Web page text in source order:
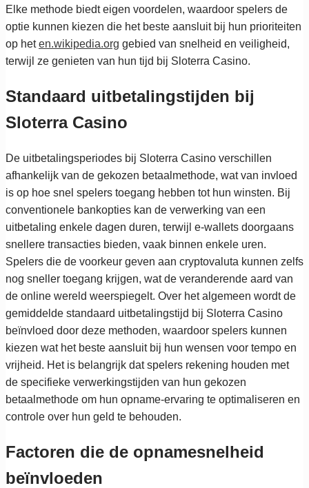
Elke methode biedt eigen voordelen, waardoor spelers de
optie kunnen kiezen die het beste aansluit bij hun prioriteiten
op heten.wikipedia.org gebied van snelheid en veiligheid,
terwijl ze genieten van hun tijd bij Sloterra Casino.
Standaard uitbetalingstijden bij
Sloterra Casino
De uitbetalingsperiodes bij Sloterra Casino verschillen
afhankelijk van de gekozen betaalmethode, wat van invloed
is op hoe snel spelers toegang hebben tot hun winsten. Bij
conventionele bankopties kan de verwerking van een
uitbetaling enkele dagen duren, terwijl e-wallets doorgaans
snellere transacties bieden, vaak binnen enkele uren.
Spelers die de voorkeur geven aan cryptovaluta kunnen zelfs
nog sneller toegang krijgen, wat de veranderende aard van
de online wereld weerspiegelt. Over het algemeen wordt de
gemiddelde standaard uitbetalingstijd bij Sloterra Casino
beïnvloed door deze methoden, waardoor spelers kunnen
kiezen wat het beste aansluit bij hun wensen voor tempo en
vrijheid. Het is belangrijk dat spelers rekening houden met
de specifieke verwerkingstijden van hun gekozen
betaalmethode om hun opname-ervaring te optimaliseren en
controle over hun geld te behouden.
Factoren die de opnamesnelheid
beïnvloeden